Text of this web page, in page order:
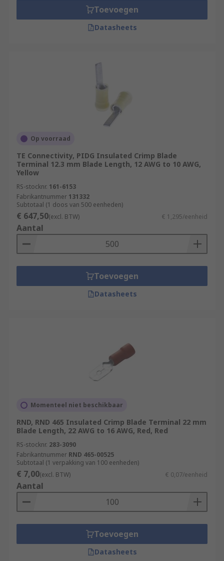
Toevoegen
Datasheets
Op voorraad
TE Connectivity, PIDG Insulated Crimp Blade
Terminal 12.3 mm Blade Length, 12 AWG to 10 AWG,
Yellow
RS-stocknr. 161-6153
Fabrikantnummer 131332
Subtotaal (1 doos van 500 eenheden)
€ 647,50(excl. BTW) € 1,295/eenheid
Aantal
Toevoegen
Datasheets
Momenteel niet beschikbaar
RND, RND 465 Insulated Crimp Blade Terminal 22 mm
Blade Length, 22 AWG to 16 AWG, Red, Red
RS-stocknr. 283-3090
Fabrikantnummer RND 465-00525
Subtotaal (1 verpakking van 100 eenheden)
€ 7,00(excl. BTW) € 0,07/eenheid
Aantal
Toevoegen
Datasheets